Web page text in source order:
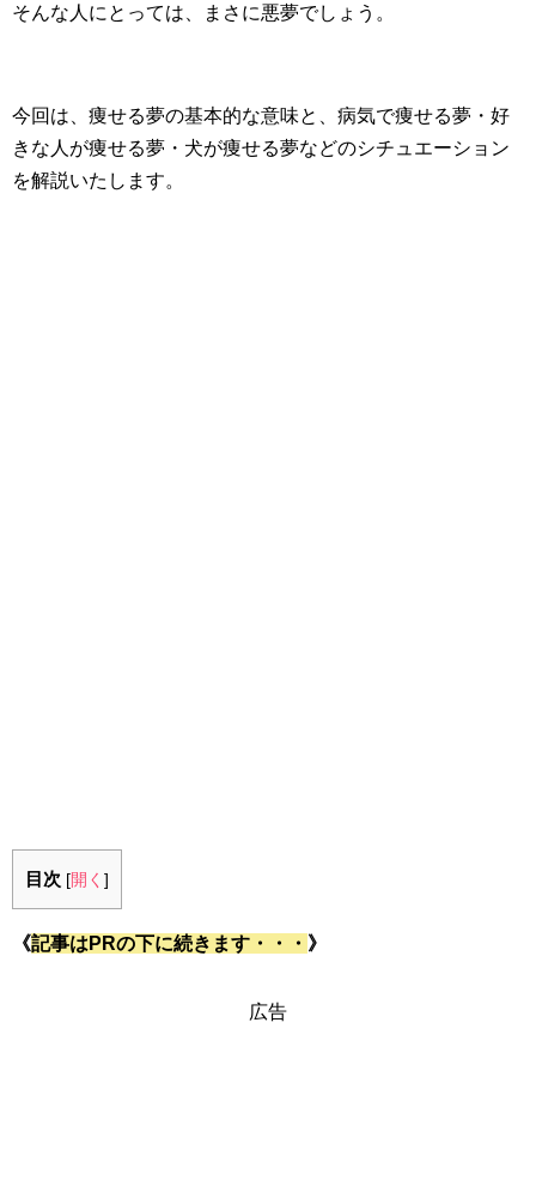
そんな人にとっては、まさに悪夢でしょう。
今回は、痩せる夢の基本的な意味と、病気で痩せる夢・好
きな人が痩せる夢・犬が痩せる夢などのシチュエーション
を解説いたします。
目次 [開く ]
《記事はPRの下に続きます・・・ 》
広告